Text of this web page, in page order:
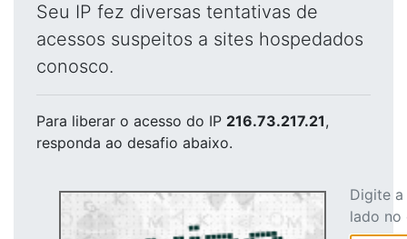
Seu IP fez diversas tentativas de
acessos suspeitos a sites hospedados
conosco.
Para liberar o acesso do IP 216.73.217.21,
responda ao desafio abaixo.
Digite
lado no